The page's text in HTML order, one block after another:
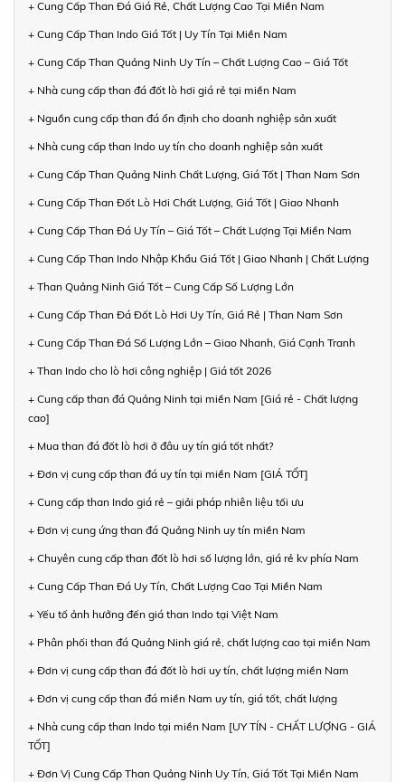
+ Cung Cấp Than Đá Giá Rẻ, Chất Lượng Cao Tại Miền Nam
+ Cung Cấp Than Indo Giá Tốt | Uy Tín Tại Miền Nam
+ Cung Cấp Than Quảng Ninh Uy Tín – Chất Lượng Cao – Giá Tốt
+ Nhà cung cấp than đá đốt lò hơi giá rẻ tại miền Nam
+ Nguồn cung cấp than đá ổn định cho doanh nghiệp sản xuất
+ Nhà cung cấp than Indo uy tín cho doanh nghiệp sản xuất
+ Cung Cấp Than Quảng Ninh Chất Lượng, Giá Tốt | Than Nam Sơn
+ Cung Cấp Than Đốt Lò Hơi Chất Lượng, Giá Tốt | Giao Nhanh
+ Cung Cấp Than Đá Uy Tín – Giá Tốt – Chất Lượng Tại Miền Nam
+ Cung Cấp Than Indo Nhập Khẩu Giá Tốt | Giao Nhanh | Chất Lượng
+ Than Quảng Ninh Giá Tốt – Cung Cấp Số Lượng Lớn
+ Cung Cấp Than Đá Đốt Lò Hơi Uy Tín, Giá Rẻ | Than Nam Sơn
+ Cung Cấp Than Đá Số Lượng Lớn – Giao Nhanh, Giá Cạnh Tranh
+ Than Indo cho lò hơi công nghiệp | Giá tốt 2026
+ Cung cấp than đá Quảng Ninh tại miền Nam [Giá rẻ - Chất lượng
cao]
+ Mua than đá đốt lò hơi ở đâu uy tín giá tốt nhất?
+ Đơn vị cung cấp than đá uy tín tại miền Nam [GIÁ TỐT]
+ Cung cấp than Indo giá rẻ – giải pháp nhiên liệu tối ưu
+ Đơn vị cung ứng than đá Quảng Ninh uy tín miền Nam
+ Chuyên cung cấp than đốt lò hơi số lượng lớn, giá rẻ kv phía Nam
+ Cung Cấp Than Đá Uy Tín, Chất Lượng Cao Tại Miền Nam
+ Yếu tố ảnh hưởng đến giá than Indo tại Việt Nam
+ Phân phối than đá Quảng Ninh giá rẻ, chất lượng cao tại miền Nam
+ Đơn vị cung cấp than đá đốt lò hơi uy tín, chất lượng miền Nam
+ Đơn vị cung cấp than đá miền Nam uy tín, giá tốt, chất lượng
+ Nhà cung cấp than Indo tại miền Nam [UY TÍN - CHẤT LƯỢNG - GIÁ
TỐT]
+ Đơn Vị Cung Cấp Than Quảng Ninh Uy Tín, Giá Tốt Tại Miền Nam